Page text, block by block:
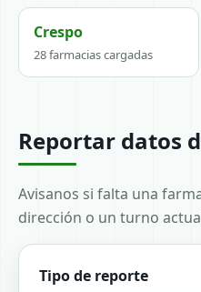
Crespo
28 farmacias cargadas
Reportar datos
Avisanos si falta una
dirección o un turno
Tipo de reporte